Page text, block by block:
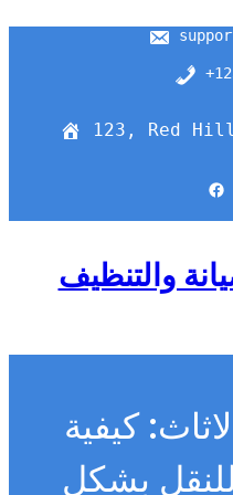
123, Red
Facebook
والتنظيف
كيفية
بشكل